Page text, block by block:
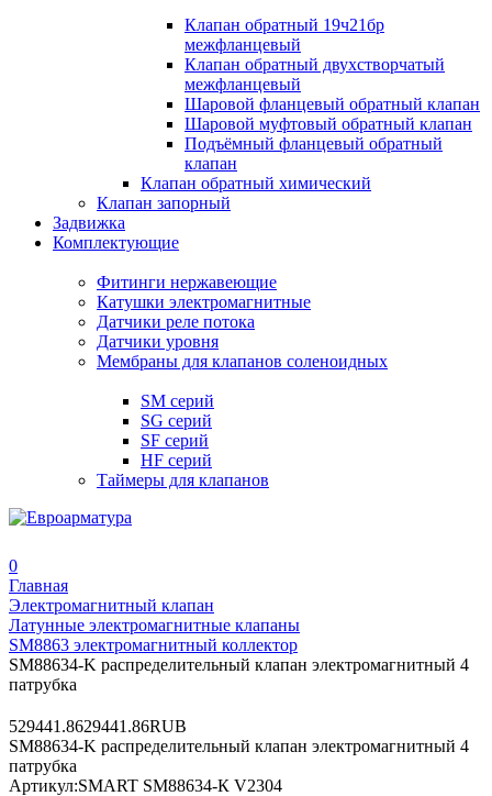
Клапан обратный 19ч21бр
межфланцевый
Клапан обратный двухстворчатый
межфланцевый
Шаровой фланцевый обратный клапан
Шаровой муфтовый обратный клапан
Подъёмный фланцевый обратный
клапан
Клапан обратный химический
Клапан запорный
Задвижка
Комплектующие
Фитинги нержавеющие
Катушки электромагнитные
Датчики реле потока
Датчики уровня
Мембраны для клапанов соленоидных
SM серий
SG серий
SF серий
HF серий
Таймеры для клапанов
0
Главная
Электромагнитный клапан
Латунные электромагнитные клапаны
SM8863 электромагнитный коллектор
SM88634-K распределительный клапан электромагнитный 4
патрубка
529441.8629441.86RUB
SM88634-K распределительный клапан электромагнитный 4
патрубка
Артикул:SMART SM88634-К V2304